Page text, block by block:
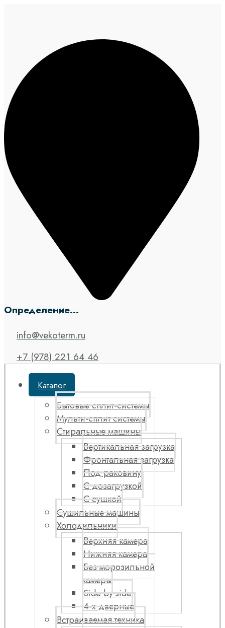
Определение...
info@vekoterm.ru
+7 (978) 221 64 46
Каталог
Бытовые сплит-системы
Мульти-сплит системы
Стиральные машины
Вертикальная загрузка
Фронтальная загрузка
Под раковину
С дозагрузкой
С сушкой
Сушильные машины
Холодильники
Верхняя камера
Нижняя камера
Без морозильной
камеры
Side by side
4-х дверные
Встраиваемая техника